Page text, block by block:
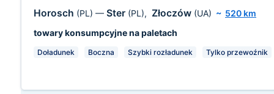
Horosch (PL) — Ster (PL), Złoczów (UA) ~ 520 km
towary konsumpcyjne na paletach
Doładunek Boczna Szybki rozładunek Tylko przewoźnik